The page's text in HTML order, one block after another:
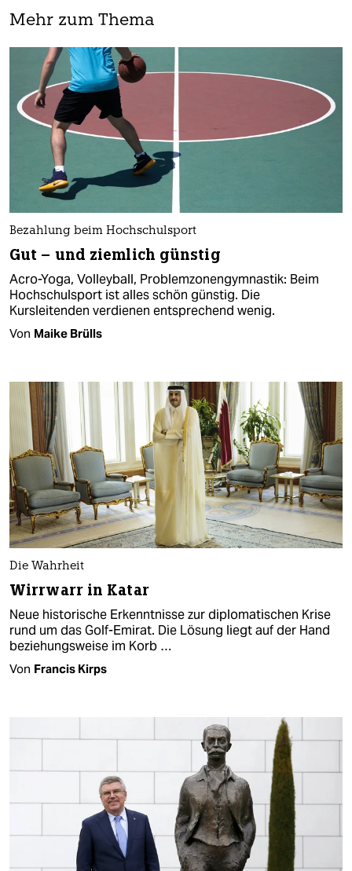
Mehr zum Thema
Bezahlung beim Hochschulsport
Gut – und ziemlich günstig
Acro-Yoga, Volleyball, Problemzonengymnastik: Beim
Hochschulsport ist alles schön günstig. Die
Kursleitenden verdienen entsprechend wenig.
Von Maike Brülls
Die Wahrheit
Wirrwarr in Katar
Neue historische Erkenntnisse zur diplomatischen Krise
rund um das Golf-Emirat. Die Lösung liegt auf der Hand
beziehungsweise im Korb …
Von Francis Kirps